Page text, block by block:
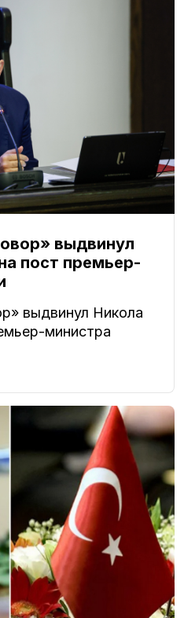
выдвинул
пост премьер-
выдвинул Никола
министра